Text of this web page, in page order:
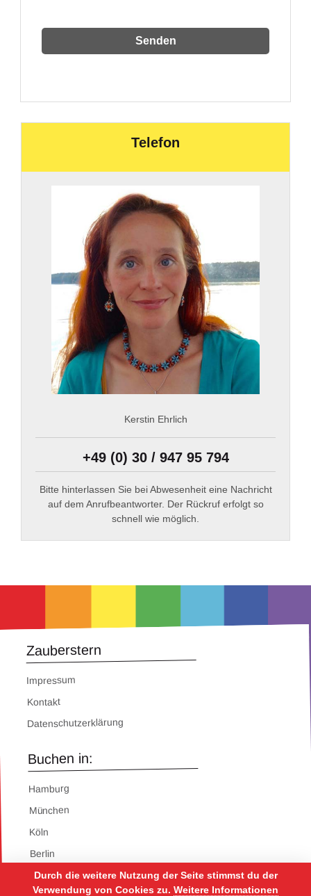
Telefon
Kerstin Ehrlich
+49 (0) 30 / 947 95 794
Bitte hinterlassen Sie bei Abwesenheit eine Nachricht
auf dem Anrufbeantworter. Der Rückruf erfolgt so
schnell wie möglich.
Zauberstern
Impressum
Kontakt
Datenschutzerklärung
Buchen in:
Hamburg
München
Köln
Berlin
Durch die weitere Nutzung der Seite stimmst du der
Verwendung von Cookies zu. Weitere Informationen